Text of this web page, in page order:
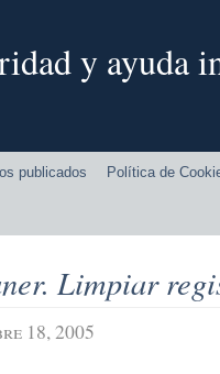
y ayuda
publicados Política de
Limpiar
18, 2005